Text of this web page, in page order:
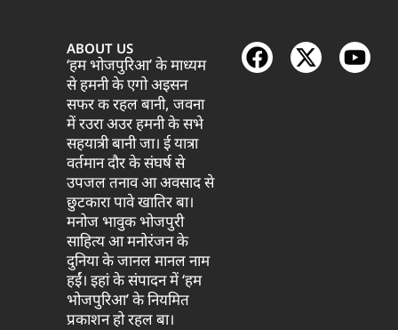
ABOUT US
‘हम भोजपुरिआ’ के माध्यम
से हमनी के एगो अइसन
सफर क रहल बानी, जवना
में रउरा अउर हमनी के सभे
सहयात्री बानी जा। ई यात्रा
वर्तमान दौर के संघर्ष से
उपजल तनाव आ अवसाद से
छुटकारा पावे खातिर बा।
मनोज भावुक भोजपुरी
साहित्य आ मनोरंजन के
दुनिया के जानल मानल नाम
हईं। इहां के संपादन में ‘हम
भोजपुरिआ’ के नियमित
प्रकाशन हो रहल बा।